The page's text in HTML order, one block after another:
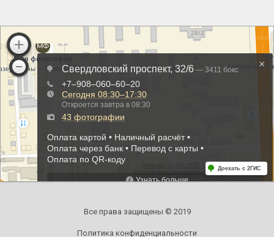
Все права защищены © 2019
Политика конфиденциальности